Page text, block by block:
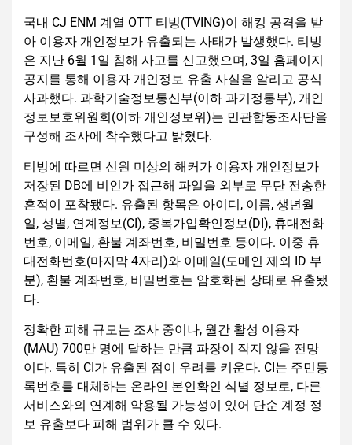
국내 CJ ENM 계열 OTT 티빙(TVING)이 해킹 공격을 받
아 이용자 개인정보가 유출되는 사태가 발생했다. 티빙
은 지난 6월 1일 침해 사고를 신고했으며, 3일 홈페이지
공지를 통해 이용자 개인정보 유출 사실을 알리고 공식
사과했다. 과학기술정보통신부(이하 과기정통부), 개인
정보보호위원회(이하 개인정보위)는 민관합동조사단을
구성해 조사에 착수했다고 밝혔다.
티빙에 따르면 신원 미상의 해커가 이용자 개인정보가
저장된 DB에 비인가 접근해 파일을 외부로 무단 전송한
흔적이 포착됐다. 유출된 항목은 아이디, 이름, 생년월
일, 성별, 연계정보(CI), 중복가입확인정보(DI), 휴대전화
번호, 이메일, 환불 계좌번호, 비밀번호 등이다. 이중 휴
대전화번호(마지막 4자리)와 이메일(도메인 제외 ID 부
분), 환불 계좌번호, 비밀번호는 암호화된 상태로 유출됐
다.
정확한 피해 규모는 조사 중이나, 월간 활성 이용자
(MAU) 700만 명에 달하는 만큼 파장이 작지 않을 전망
이다. 특히 CI가 유출된 점이 우려를 키운다. CI는 주민등
록번호를 대체하는 온라인 본인확인 식별 정보로, 다른
서비스와의 연계해 악용될 가능성이 있어 단순 계정 정
보 유출보다 피해 범위가 클 수 있다.